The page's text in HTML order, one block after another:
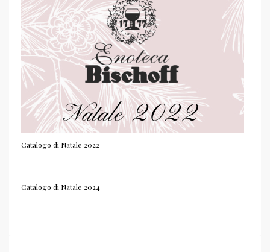
Catalogo di Natale 2022
Catalogo di Natale 2024